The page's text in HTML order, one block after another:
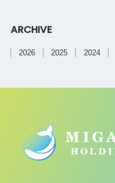
ARCHIVE
2026 2025 2024